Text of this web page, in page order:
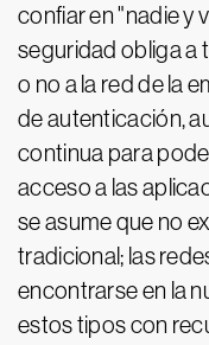
confiar en "nadie y
seguridad obliga a
o no a la red de la
de autenticación,
continua para
acceso a las
se asume que no
tradicional; las
encontrarse en la
estos tipos con